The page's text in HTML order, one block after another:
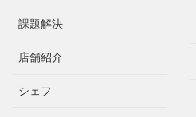
課題解決
店舗紹介
シェフ